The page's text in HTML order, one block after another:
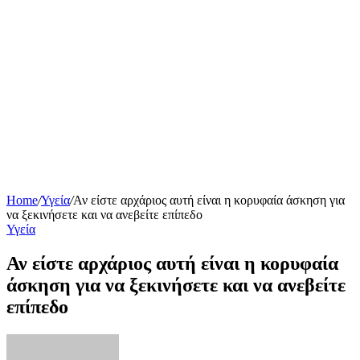
Home/Υγεία/Αν είστε αρχάριος αυτή είναι η κορυφαία άσκηση για
να ξεκινήσετε και να ανεβείτε επίπεδο
Υγεία
Αν είστε αρχάριος αυτή είναι η κορυφαία
άσκηση για να ξεκινήσετε και να ανεβείτε
επίπεδο